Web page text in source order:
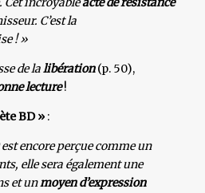
C’est la
! »
de lalibération(p. 50),
lecture!
BD » :
est encore perçue comme un
elle sera également une
et unmoyen d’expression